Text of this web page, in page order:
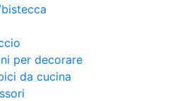
per decorare
da cucina